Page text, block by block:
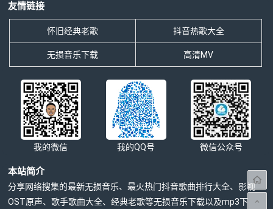
友情链接
怀旧经典老歌 抖音热歌大全
无损音乐下载 高清MV
我的微信 我的QQ号 微信公众号
本站简介
分享网络搜集的最新无损音乐、最火热门抖音歌曲排行大全、影视
OST原声、歌手歌曲大全、经典老歌等无损音乐下载以及mp3下